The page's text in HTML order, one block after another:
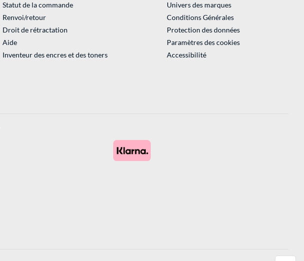
Statut de la commande
Renvoi/retour
Droit de rétractation
Aide
Inventeur des encres et des toners
Univers des marques
Conditions Générales
Protection des données
Paramètres des cookies
Accessibilité